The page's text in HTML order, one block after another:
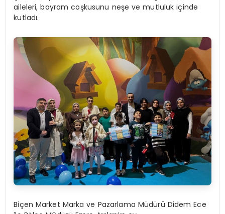
aileleri, bayram coşkusunu neşe ve mutluluk içinde
kutladı.
Biçen Market Marka ve Pazarlama Müdürü Didem Ece